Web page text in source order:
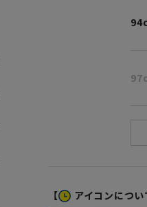
【 アイコンについ